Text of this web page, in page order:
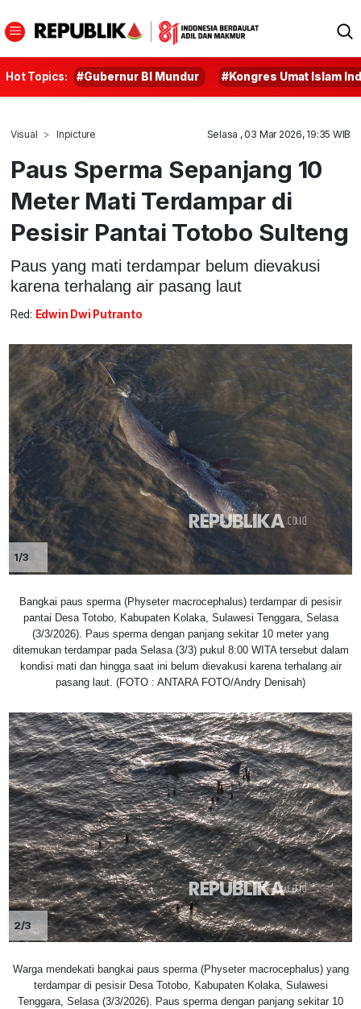
Hot Topics: #Gubernur BI Mundur #Kongres Umat Islam
Visual Inpicture Selasa , 03 Mar 2026, 19:35 WIB
Paus Sperma Sepanjang 10
Meter Mati Terdampar di
Pesisir Pantai Totobo Sulteng
Paus yang mati terdampar belum dievakusi
karena terhalang air pasang laut
Red: Edwin Dwi Putranto
1/3
Bangkai paus sperma (Physeter macrocephalus) terdampar di pesisir
pantai Desa Totobo, Kabupaten Kolaka, Sulawesi Tenggara, Selasa
(3/3/2026). Paus sperma dengan panjang sekitar 10 meter yang
ditemukan terdampar pada Selasa (3/3) pukul 8:00 WITA tersebut dalam
kondisi mati dan hingga saat ini belum dievakusi karena terhalang air
pasang laut. (FOTO : ANTARA FOTO/Andry Denisah)
2/3
Warga mendekati bangkai paus sperma (Physeter macrocephalus) yang
terdampar di pesisir Desa Totobo, Kabupaten Kolaka, Sulawesi
Tenggara, Selasa (3/3/2026). Paus sperma dengan panjang sekitar 10